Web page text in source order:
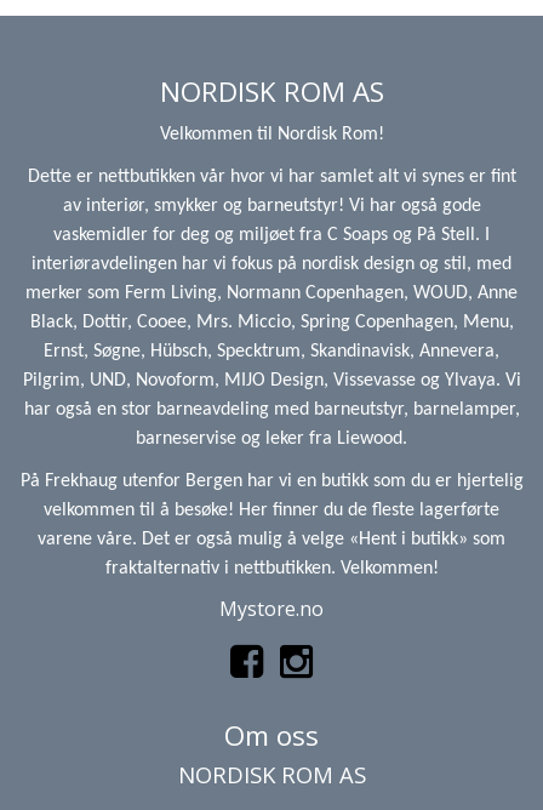
NORDISK ROM AS
Velkommen til Nordisk Rom!
Dette er nettbutikken vår hvor vi har samlet alt vi synes er fint
av interiør, smykker og barneutstyr! Vi har også gode
vaskemidler for deg og miljøet fra C Soaps og På Stell. I
interiøravdelingen har vi fokus på nordisk design og stil, med
merker som Ferm Living, Normann Copenhagen, WOUD, Anne
Black, Dottir, Cooee, Mrs. Miccio, Spring Copenhagen, Menu,
Ernst, Søgne, Hübsch, Specktrum, Skandinavisk, Annevera,
Pilgrim, UND, Novoform, MIJO Design, Vissevasse og Ylvaya. Vi
har også en stor barneavdeling med barneutstyr, barnelamper,
barneservise og leker fra Liewood.
På Frekhaug utenfor Bergen har vi en butikk som du er hjertelig
velkommen til å besøke! Her finner du de fleste lagerførte
varene våre. Det er også mulig å velge «Hent i butikk» som
fraktalternativ i nettbutikken. Velkommen!
Mystore.no
Om oss
NORDISK ROM AS